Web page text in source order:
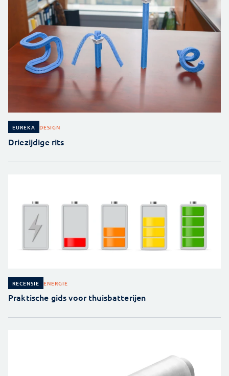
EUREKA DESIGN
Driezijdige rits
RECENSIE ENERGIE
Praktische gids voor thuisbatterijen